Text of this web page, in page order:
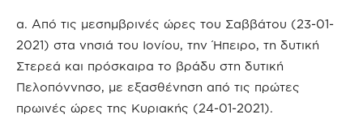
α. Από τις μεσημβρινές ώρες του Σαββάτου (23-01-
2021) στα νησιά του Ιονίου, την Ήπειρο, τη δυτική
Στερεά και πρόσκαιρα το βράδυ στη δυτική
Πελοπόννησο, με εξασθένηση από τις πρώτες
πρωινές ώρες της Κυριακής (24-01-2021).